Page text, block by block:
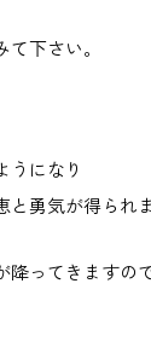
下さい。
うになり
と勇気が得られ
ってきますの